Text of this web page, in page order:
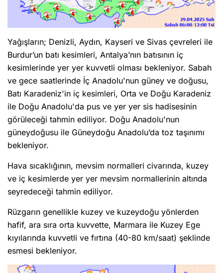
Yağışların; Denizli, Aydın, Kayseri ve Sivas çevreleri ile
Burdur’un batı kesimleri, Antalya’nın batısının iç
kesimlerinde yer yer kuvvetli olması bekleniyor. Sabah
ve gece saatlerinde İç Anadolu'nun güney ve doğusu,
Batı Karadeniz'in iç kesimleri, Orta ve Doğu Karadeniz
ile Doğu Anadolu'da pus ve yer yer sis hadisesinin
görüleceği tahmin ediliyor. Doğu Anadolu'nun
güneydoğusu ile Güneydoğu Anadolu’da toz taşınımı
bekleniyor.
Hava sıcaklığının, mevsim normalleri civarında, kuzey
ve iç kesimlerde yer yer mevsim normallerinin altında
seyredeceği tahmin ediliyor.
Rüzgarın genellikle kuzey ve kuzeydoğu yönlerden
hafif, ara sıra orta kuvvette, Marmara ile Kuzey Ege
kıyılarında kuvvetli ve fırtına (40-80 km/saat) şeklinde
esmesi bekleniyor.